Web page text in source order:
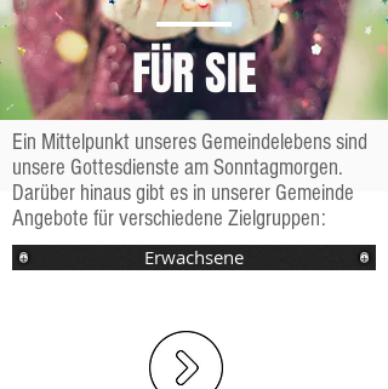
FÜR SIE
Ein Mittelpunkt unseres Gemeindelebens sind
unsere Gottesdienste am Sonntagmorgen.
Darüber hinaus gibt es in unserer Gemeinde
Angebote für verschiedene Zielgruppen:
Erwachsene